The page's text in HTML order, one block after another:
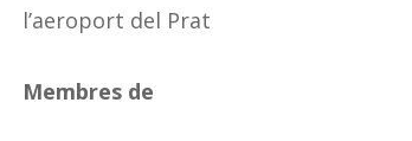
l’aeroport del Prat
Membres de